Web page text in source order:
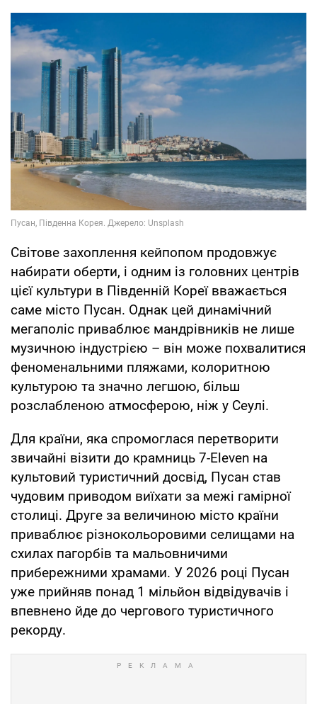
Світове захоплення кейпопом продовжує
набирати оберти, і одним із головних центрів
цієї культури в Південній Кореї вважається
саме місто Пусан. Однак цей динамічний
мегаполіс приваблює мандрівників не лише
музичною індустрією – він може похвалитися
феноменальними пляжами, колоритною
культурою та значно легшою, більш
розслабленою атмосферою, ніж у Сеулі.
Для країни, яка спромоглася перетворити
звичайні візити до крамниць 7-Eleven на
культовий туристичний досвід, Пусан став
чудовим приводом виїхати за межі гамірної
столиці. Друге за величиною місто країни
приваблює різнокольоровими селищами на
схилах пагорбів та мальовничими
прибережними храмами. У 2026 році Пусан
уже прийняв понад 1 мільйон відвідувачів і
впевнено йде до чергового туристичного
рекорду.